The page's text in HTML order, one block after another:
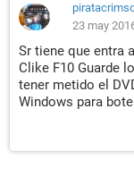
23 may
Sr tiene que entra
Clike F10 Guarde
tener metido el
Windows para